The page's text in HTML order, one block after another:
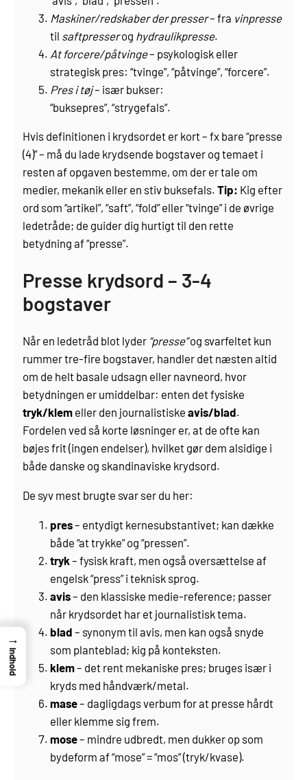
Maskiner/redskaber der presser– fra vinpresse
til saftpresserog hydraulikpresse.
At forcere/påtvinge– psykologisk eller
strategisk pres:“tvinge”, “påtvinge”, “forcere”.
Pres i tøj– især bukser:
“buksepres”, “strygefals”.
Hvis definitionen i krydsordet er kort – fx bare “presse
(4)” – må du lade krydsende bogstaver og temaet i
resten af opgaven bestemme, om der er tale om
medier, mekanik eller en stiv buksefals.Tip: Kig efter
ord som “artikel”, “saft”, “fold” eller “tvinge” i de øvrige
ledetråde; de guider dig hurtigt til den rette
betydning af “presse”.
Presse krydsord – 3-4
bogstaver
Når en ledetråd blot lyder “presse”og svarfeltet kun
rummer tre-fire bogstaver, handler det næsten altid
om de helt basale udsagn eller navneord, hvor
betydningen er umiddelbar: enten det fysiske
tryk/klem eller den journalistiskeavis/blad.
Fordelen ved så korte løsninger er, at de ofte kan
bøjes frit (ingen endelser), hvilket gør dem alsidige i
både danske og skandinaviske krydsord.
De syv mest brugte svar ser du her:
pres– entydigt kernesubstantivet; kan dække
både “at trykke” og “pressen”.
tryk – fysisk kraft, men også oversættelse af
engelsk “press” i teknisk sprog.
avis– den klassiske medie-reference; passer
når krydsordet har et journalistisk tema.
blad – synonym til avis, men kan også snyde
som planteblad; kig på konteksten.
klem– det rent mekaniske pres; bruges især i
kryds med håndværk/metal.
mase– dagligdags verbum for at presse hårdt
eller klemme sig frem.
mose– mindre udbredt, men dukker op som
bydeform af “mose” = “mos” (tryk/kvase).
→
Indhold